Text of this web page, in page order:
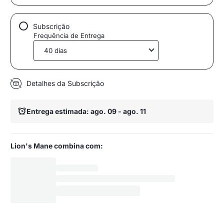
Subscrição
Frequência de Entrega
Detalhes da Subscrição
Entrega estimada: ago. 09 - ago. 11
Lion's Mane combina com: